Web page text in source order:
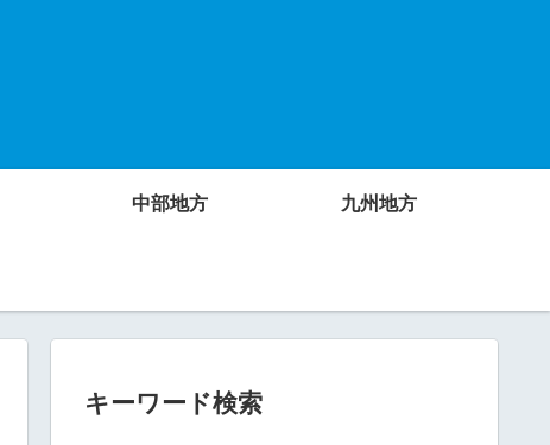
中部地方 九州地方
キーワード検索